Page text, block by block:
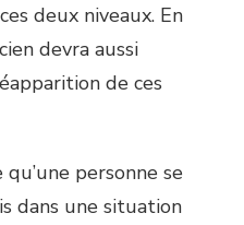
deux niveaux. En
devra aussi
de ces
personne se
dans une situation